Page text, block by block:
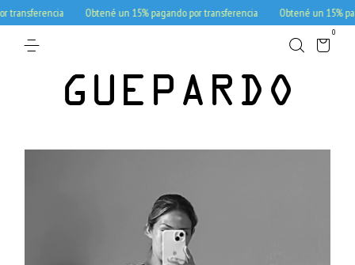
Obtené un 15% pagando por transferencia Obtené un 15%
0